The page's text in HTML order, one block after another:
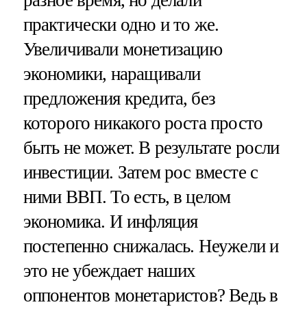
практически одно и то же.
Увеличивали монетизацию
экономики, наращивали
предложения кредита, без
которого никакого роста просто
быть не может. В результате росли
инвестиции. Затем рос вместе с
ними ВВП. То есть, в целом
экономика. И инфляция
постепенно снижалась. Неужели и
это не убеждает наших
оппонентов монетаристов? Ведь в